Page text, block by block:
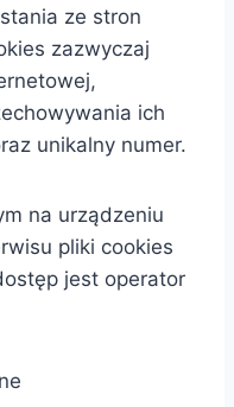
ze stron
zazwyczaj
ich
unikalny numer.
na urządzeniu
pliki cookies
jest operator